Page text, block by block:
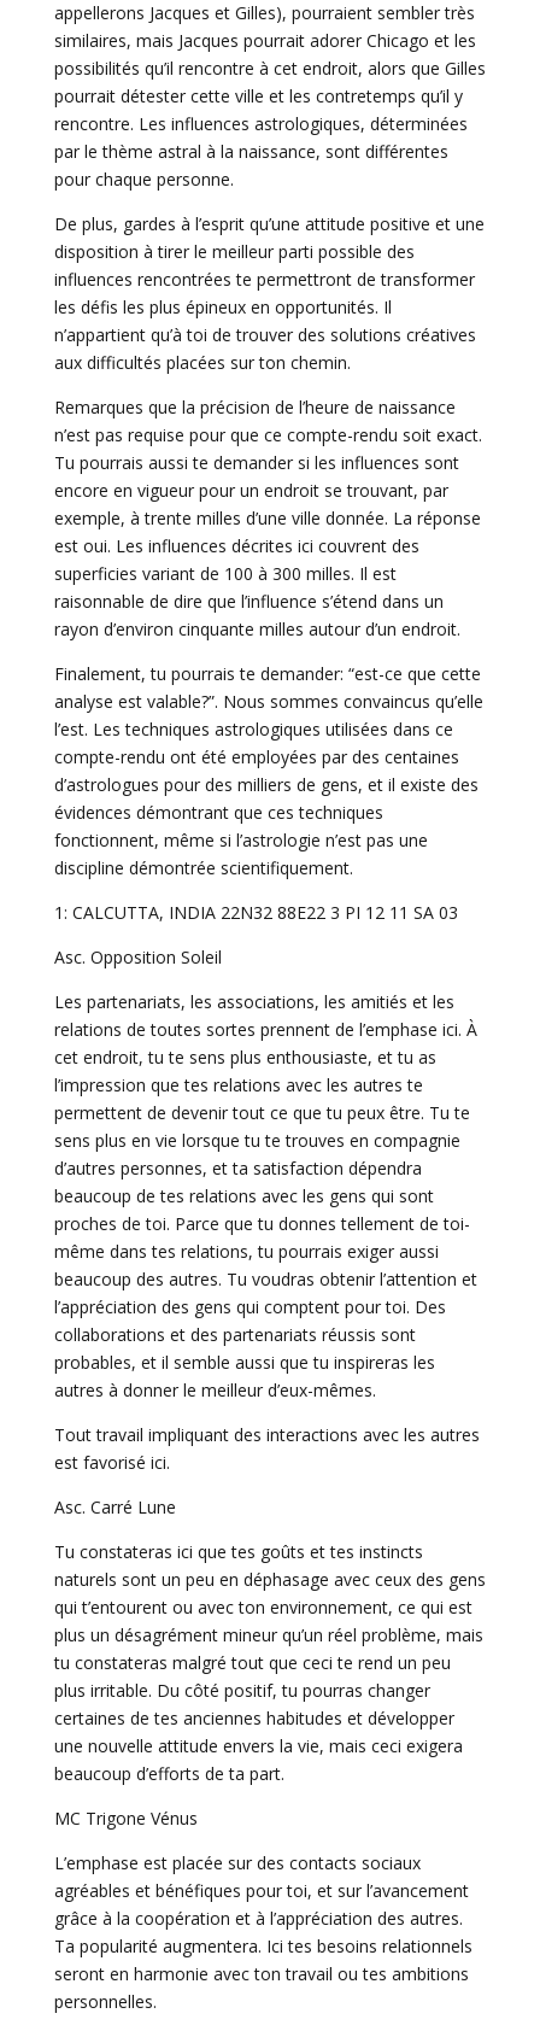
appellerons Jacques et Gilles), pourraient sembler très
similaires, mais Jacques pourrait adorer Chicago et les
possibilités qu’il rencontre à cet endroit, alors que Gilles
pourrait détester cette ville et les contretemps qu’il y
rencontre. Les influences astrologiques, déterminées
par le thème astral à la naissance, sont différentes
pour chaque personne.
De plus, gardes à l’esprit qu’une attitude positive et une
disposition à tirer le meilleur parti possible des
influences rencontrées te permettront de transformer
les défis les plus épineux en opportunités. Il
n’appartient qu’à toi de trouver des solutions créatives
aux difficultés placées sur ton chemin.
Remarques que la précision de l’heure de naissance
n’est pas requise pour que ce compte-rendu soit exact.
Tu pourrais aussi te demander si les influences sont
encore en vigueur pour un endroit se trouvant, par
exemple, à trente milles d’une ville donnée. La réponse
est oui. Les influences décrites ici couvrent des
superficies variant de 100 à 300 milles. Il est
raisonnable de dire que l’influence s’étend dans un
rayon d’environ cinquante milles autour d’un endroit.
Finalement, tu pourrais te demander: “est-ce que cette
analyse est valable?”. Nous sommes convaincus qu’elle
l’est. Les techniques astrologiques utilisées dans ce
compte-rendu ont été employées par des centaines
d’astrologues pour des milliers de gens, et il existe des
évidences démontrant que ces techniques
fonctionnent, même si l’astrologie n’est pas une
discipline démontrée scientifiquement.
1: CALCUTTA, INDIA 22N32 88E22 3 PI 12 11 SA 03
Asc. Opposition Soleil
Les partenariats, les associations, les amitiés et les
relations de toutes sortes prennent de l’emphase ici. À
cet endroit, tu te sens plus enthousiaste, et tu as
l’impression que tes relations avec les autres te
permettent de devenir tout ce que tu peux être. Tu te
sens plus en vie lorsque tu te trouves en compagnie
d’autres personnes, et ta satisfaction dépendra
beaucoup de tes relations avec les gens qui sont
proches de toi. Parce que tu donnes tellement de toi-
même dans tes relations, tu pourrais exiger aussi
beaucoup des autres. Tu voudras obtenir l’attention et
l’appréciation des gens qui comptent pour toi. Des
collaborations et des partenariats réussis sont
probables, et il semble aussi que tu inspireras les
autres à donner le meilleur d’eux-mêmes.
Tout travail impliquant des interactions avec les autres
est favorisé ici.
Asc. Carré Lune
Tu constateras ici que tes goûts et tes instincts
naturels sont un peu en déphasage avec ceux des gens
qui t’entourent ou avec ton environnement, ce qui est
plus un désagrément mineur qu’un réel problème, mais
tu constateras malgré tout que ceci te rend un peu
plus irritable. Du côté positif, tu pourras changer
certaines de tes anciennes habitudes et développer
une nouvelle attitude envers la vie, mais ceci exigera
beaucoup d’efforts de ta part.
MC Trigone Vénus
L’emphase est placée sur des contacts sociaux
agréables et bénéfiques pour toi, et sur l’avancement
grâce à la coopération et à l’appréciation des autres.
Ta popularité augmentera. Ici tes besoins relationnels
seront en harmonie avec ton travail ou tes ambitions
personnelles.